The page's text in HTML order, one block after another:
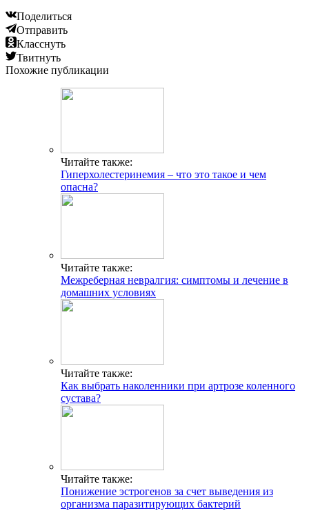
Поделиться
Отправить
Класснуть
Твитнуть
Похожие публикации
Читайте также:
Гиперхолестеринемия – что это такое и чем
опасна?
Читайте также:
Межреберная невралгия: симптомы и лечение в
домашних условиях
Читайте также:
Как выбрать наколенники при артрозе коленного
сустава?
Читайте также:
Понижение эстрогенов за счет выведения из
организма паразитирующих бактерий